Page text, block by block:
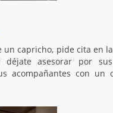
un capricho, pide cita en
déjate asesorar por
acompañantes con un